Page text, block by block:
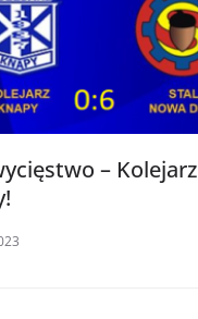
– Kolejarz